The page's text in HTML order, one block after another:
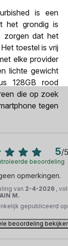
is een
het grondig is
zorgen dat het
toestel is vrij
elke provider
lichte gewicht
128GB rood
die op zoek
tegen
5/5
beoordeling
opmerkingen.
van 2-4-2026 ,
M.
gepubliceerd
beoordeling